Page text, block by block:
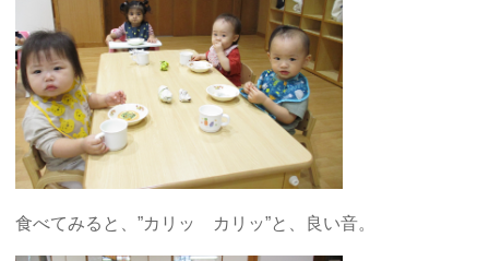
食べてみると、”カリッ カリッ”と、良い音。